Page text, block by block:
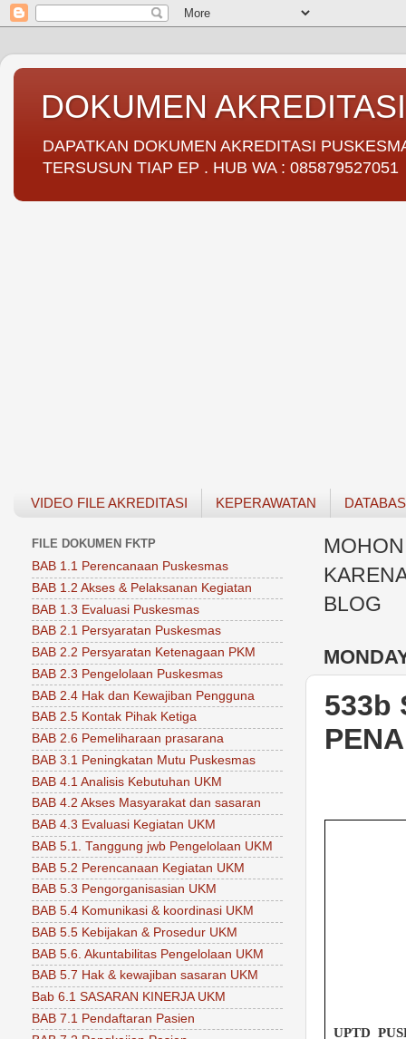
DOKUMEN
DAPATKAN DOKUMEN AKREDITASI
TERSUSUN TIAP EP . HUB WA : 085879527051
VIDEO FILE AKREDITASI KEPERAWATAN
BLOG
533b
UPTD
FILE DOKUMEN FKTP
BAB 1.1 Perencanaan Puskesmas
BAB 1.2 Akses & Pelaksanan Kegiatan
BAB 1.3 Evaluasi Puskesmas
BAB 2.1 Persyaratan Puskesmas
BAB 2.2 Persyaratan Ketenagaan PKM
BAB 2.3 Pengelolaan Puskesmas
BAB 2.4 Hak dan Kewajiban Pengguna
BAB 2.5 Kontak Pihak Ketiga
BAB 2.6 Pemeliharaan prasarana
BAB 3.1 Peningkatan Mutu Puskesmas
BAB 4.1 Analisis Kebutuhan UKM
BAB 4.2 Akses Masyarakat dan sasaran
BAB 4.3 Evaluasi Kegiatan UKM
BAB 5.1. Tanggung jwb Pengelolaan UKM
BAB 5.2 Perencanaan Kegiatan UKM
BAB 5.3 Pengorganisasian UKM
BAB 5.4 Komunikasi & koordinasi UKM
BAB 5.5 Kebijakan & Prosedur UKM
BAB 5.6. Akuntabilitas Pengelolaan UKM
BAB 5.7 Hak & kewajiban sasaran UKM
Bab 6.1 SASARAN KINERJA UKM
BAB 7.1 Pendaftaran Pasien